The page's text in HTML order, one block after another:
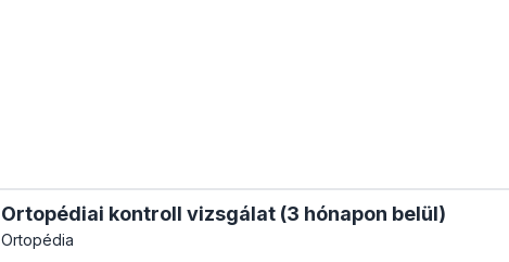
Ortopédiai kontroll vizsgálat (3 hónapon belül)
Ortopédia